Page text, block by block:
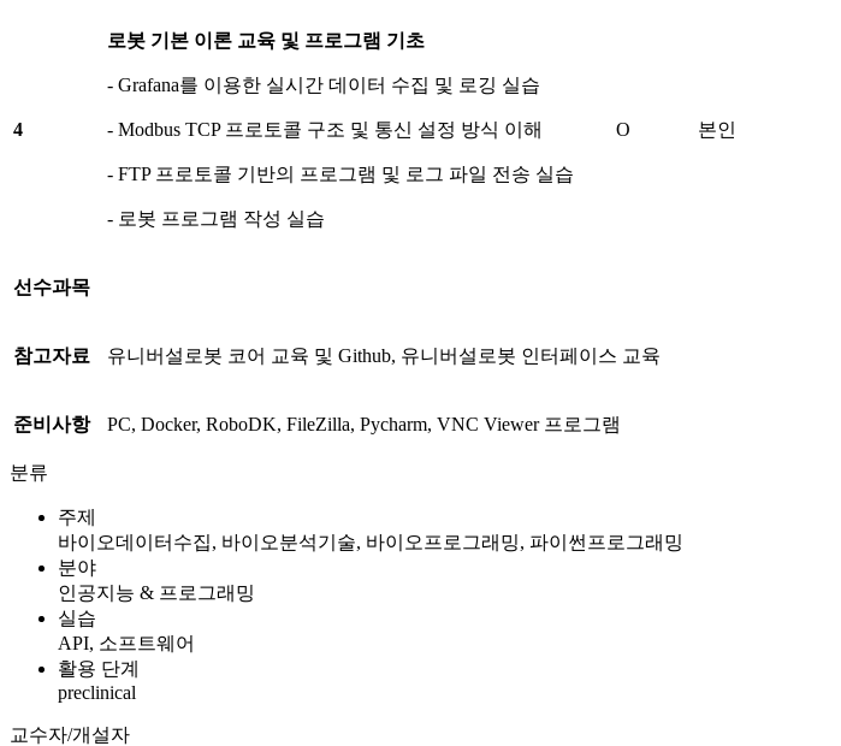
4
로봇 기본 이론 교육 및 프로그램 기초
- Grafana를 이용한 실시간 데이터 수집 및 로깅 실습
- Modbus TCP 프로토콜 구조 및 통신 설정 방식 이해
- FTP 프로토콜 기반의 프로그램 및 로그 파일 전송 실습
- 로봇 프로그램 작성 실습
O 본인
선수과목
참고자료 유니버설로봇 코어 교육 및 Github, 유니버설로봇 인터페이스 교육
준비사항 PC, Docker, RoboDK, FileZilla, Pycharm, VNC Viewer 프로그램
분류
주제
바이오데이터수집, 바이오분석기술, 바이오프로그래밍, 파이썬프로그래밍
분야
인공지능 & 프로그래밍
실습
API, 소프트웨어
활용 단계
preclinical
교수자/개설자